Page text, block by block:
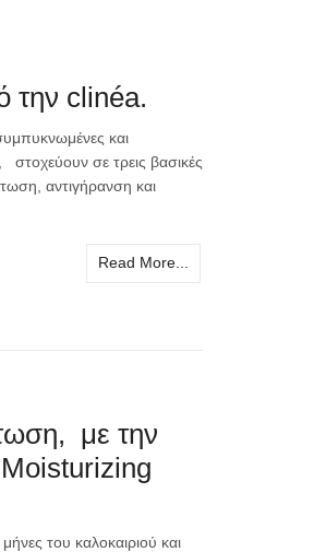
την clinéa.
και
σε τρεις βασικές
αντιγήρανση και
Read More...
με την
του καλοκαιριού και